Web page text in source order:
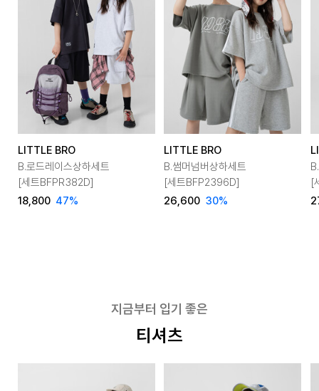
LITTLE BRO
B.로드레이스상하세트
[세트BFPR382D]
18,800 47%
LITTLE BRO
B.썸머넘버상하세트
[세트BFP2396D]
26,600 30%
[
지금부터 입기 좋은
티셔츠